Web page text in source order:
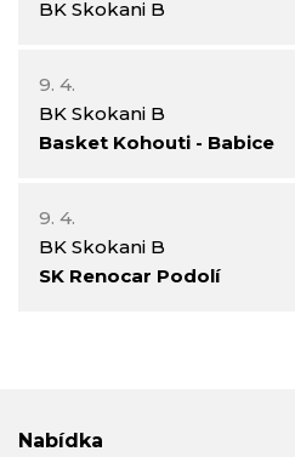
BK Skokani B
9. 4.
BK Skokani B
Basket Kohouti - Babice
9. 4.
BK Skokani B
SK Renocar Podolí
Nabídka